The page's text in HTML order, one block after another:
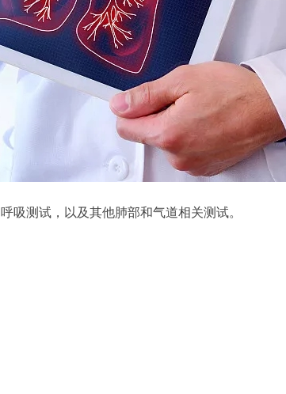
吸测试，以及其他肺部和气道相关测试。